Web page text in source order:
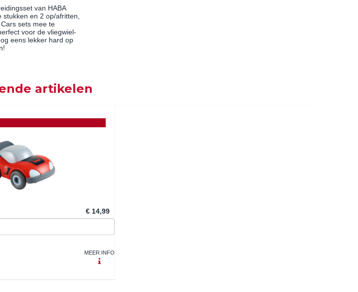
van HABA
stukken en 2 op/afritten,
sets mee te
voor de vliegwiel-
eens lekker hard op
artikelen
€ 14,99
MEER INFO